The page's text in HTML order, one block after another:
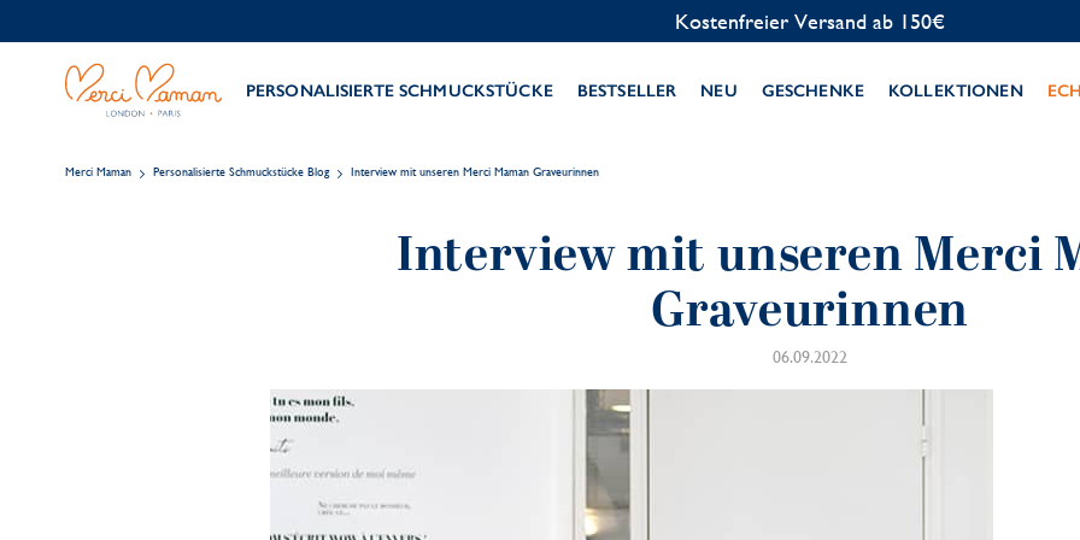
Kostenlose Personalisierung
PERSONALISIERTE SCHMUCKSTÜCKE BESTSELLER NEU GESCHENKE KOLLEKTIONEN
Merci Maman Personalisierte Schmuckstücke Blog Interview mit unseren Merci Maman Graveurinnen
Interview mit unseren Merci
Graveurinnen
06.09.2022